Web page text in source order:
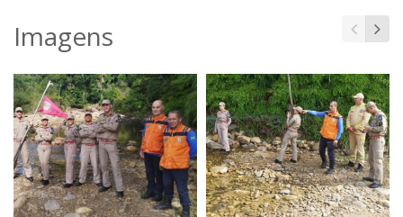
Imagens